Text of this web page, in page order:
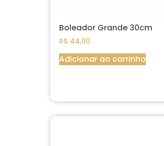
Boleador Grande 30cm
R$ 44,00
Adicionar ao carrinho